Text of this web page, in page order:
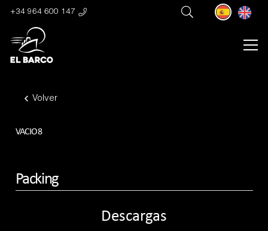
+34 964 600 147
Volver
VACIO8
Packing
Descargas